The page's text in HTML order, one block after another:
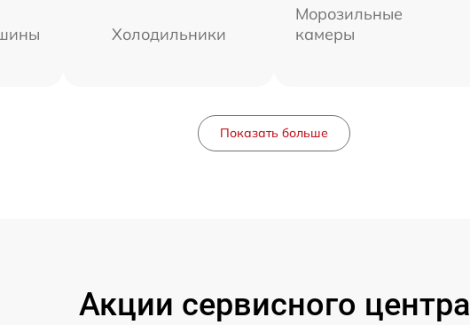
Холодильники
Морозильные
камеры
Показать больше
Акции сервисного центра